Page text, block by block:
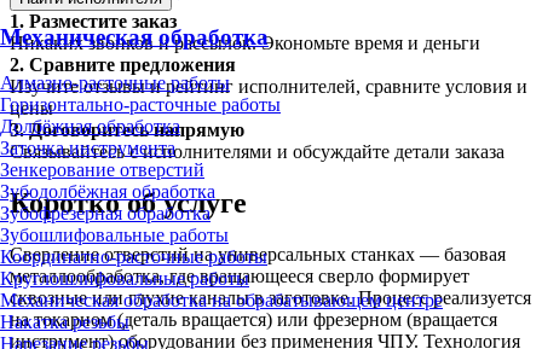
Механическая обработка
Алмазно-расточные работы
Горизонтально-расточные работы
Долбёжная обработка
Заточка инструмента
Зенкерование отверстий
Зубодолбёжная обработка
Зубофрезерная обработка
Зубошлифовальные работы
Координатно-расточные работы
Круглошлифовальные работы
Механическая обработка на обрабатывающем центре
Накатка резьбы
Нарезание резьбы
1. Разместите заказ
Никаких звонков и рассылок. Экономьте время и деньги
2. Сравните предложения
Изучите отзывы и рейтинг исполнителей, сравните условия и
цены
3.Договоритесь напрямую
Связывайтесь с исполнителями и обсуждайте детали заказа
Коротко об услуге
Сверление отверстий на универсальных станках — базовая
металлообработка, где вращающееся сверло формирует
сквозные или глухие каналы в заготовке. Процесс реализуется
на токарном (деталь вращается) или фрезерном (вращается
инструмент) оборудовании без применения ЧПУ. Технология